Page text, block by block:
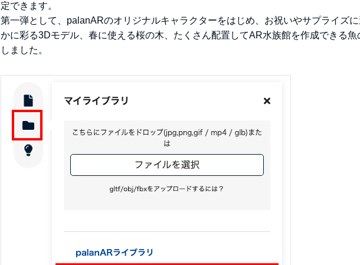
定できます。
第一弾として、palanARのオリジナルキャラクターをはじめ、お祝いやサプライズ
かに彩る3Dモデル、春に使える桜の木、たくさん配置してAR水族館を作成できる
しました。